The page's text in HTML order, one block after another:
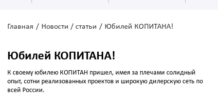
Главная / Новости / статьи / Юбилей КОПИТАНА!
Юбилей КОПИТАНА!
К своему юбилею КОПИТАН пришел, имея за плечами солидный
опыт, сотни реализованных проектов и широкую дилерскую сеть по
всей России.